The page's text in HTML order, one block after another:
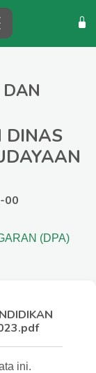
DINAS
00
(DPA)
ini.